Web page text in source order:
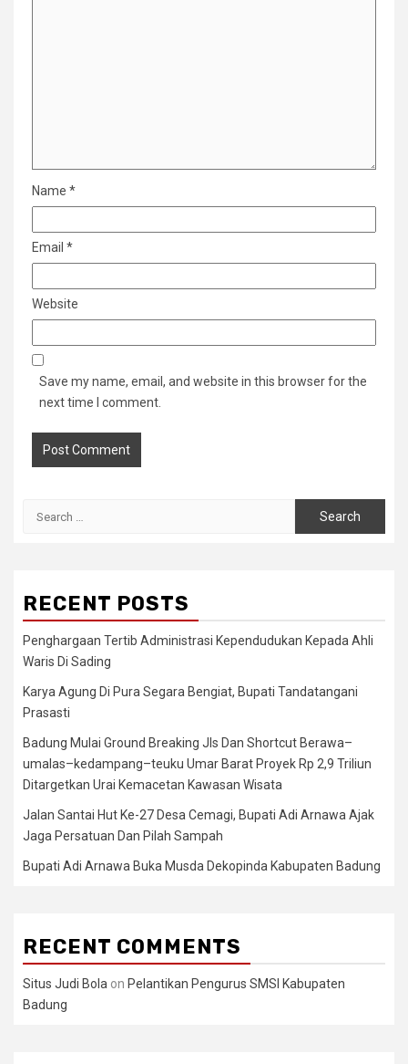
Name *
Email *
Website
Save my name, email, and website in this browser for the
next time I comment.
RECENT POSTS
Penghargaan Tertib Administrasi Kependudukan Kepada Ahli
Waris Di Sading
Karya Agung Di Pura Segara Bengiat, Bupati Tandatangani
Prasasti
Badung Mulai Ground Breaking Jls Dan Shortcut Berawa–
umalas–kedampang–teuku Umar Barat Proyek Rp 2,9 Triliun
Ditargetkan Urai Kemacetan Kawasan Wisata
Jalan Santai Hut Ke-27 Desa Cemagi, Bupati Adi Arnawa Ajak
Jaga Persatuan Dan Pilah Sampah
Bupati Adi Arnawa Buka Musda Dekopinda Kabupaten Badung
RECENT COMMENTS
Situs Judi Bola on Pelantikan Pengurus SMSI Kabupaten
Badung